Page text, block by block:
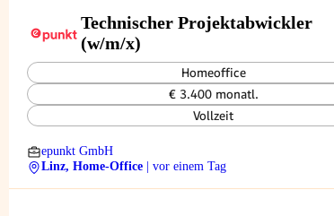
Technischer Projektabwickler
(w/m/x)
Homeoffice
€ 3.400 monatl.
Vollzeit
epunkt GmbH
Linz, Home-Office
| vor einem Tag